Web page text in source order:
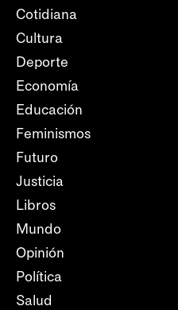
Cotidiana
Cultura
Deporte
Economía
Educación
Feminismos
Futuro
Justicia
Libros
Mundo
Opinión
Política
Salud